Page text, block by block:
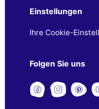
Einstellungen
Ihre Cookie-
Folgen Sie uns